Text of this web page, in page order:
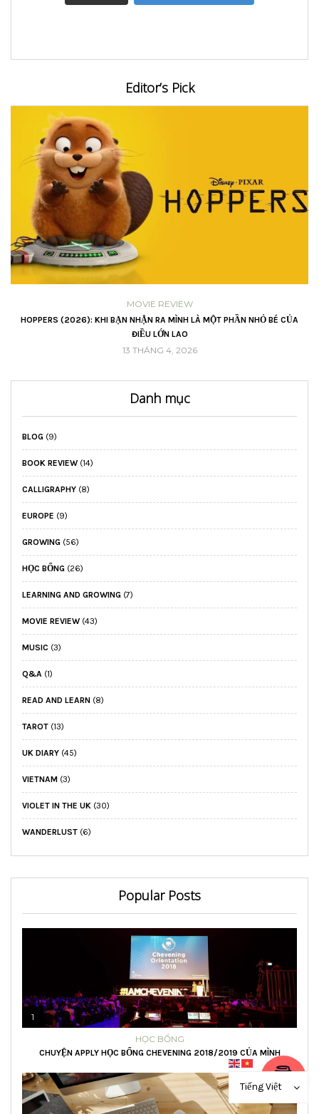
Editor’s Pick
GROWING
LỜI HỨA CHO NĂM MỚI – LÀM BẰNG CẢ TRÁI TIM TỈNH THỨC
16 THÁNG 2, 2026
Danh mục
BLOG (9)
BOOK REVIEW (14)
CALLIGRAPHY (8)
EUROPE (9)
GROWING (56)
HỌC BỔNG (26)
LEARNING AND GROWING (7)
MOVIE REVIEW (43)
MUSIC (3)
Q&A (1)
READ AND LEARN (8)
TAROT (13)
UK DIARY (45)
VIETNAM (3)
VIOLET IN THE UK (30)
WANDERLUST (6)
Popular Posts
1
HỌC BỔNG
CHUYỆN APPLY HỌC BỔNG CHEVENING 2018/2019 CỦA MÌNH
Tiếng Việt